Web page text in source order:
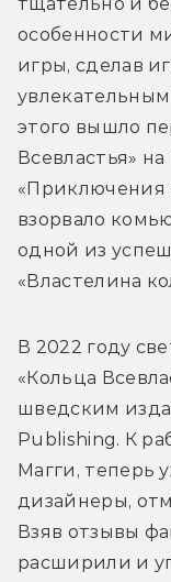
особенности
игры, сделав
этого вышло
Всевластья»
«Приключения
взорвало
одной из
«Властелина
В 2022 году
«Кольца
шведским
Publishing. К
Магги, теперь
дизайнеры,
Взяв отзывы
расширили и